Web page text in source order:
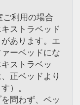
ご利用の場合
ストラベッド
あります。エ
ーベッドにな
ストラベッ
正ベッドより
）。
問わず、ベッ